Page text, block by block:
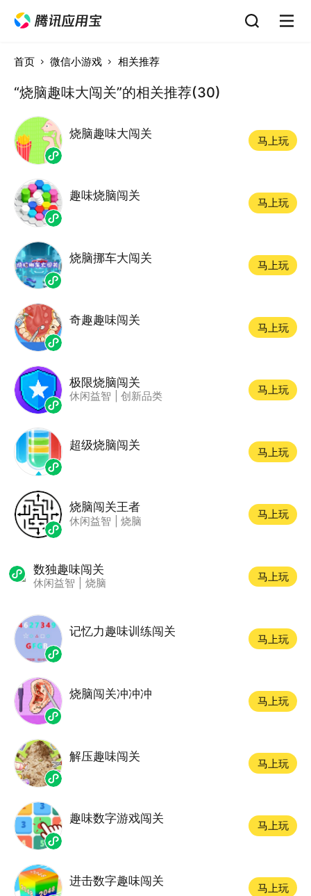
首页 微信小游戏 相关推荐
“烧脑趣味大闯关”的相关推荐(30)
烧脑趣味大闯关
马上玩
趣味烧脑闯关
马上玩
烧脑挪车大闯关
马上玩
奇趣趣味闯关
马上玩
极限烧脑闯关
休闲益智 创新品类
马上玩
超级烧脑闯关
马上玩
烧脑闯关王者
休闲益智 烧脑
马上玩
数独趣味闯关
休闲益智 烧脑
马上玩
记忆力趣味训练闯关
马上玩
烧脑闯关冲冲冲
马上玩
解压趣味闯关
马上玩
趣味数字游戏闯关
马上玩
进击数字趣味闯关
马上玩